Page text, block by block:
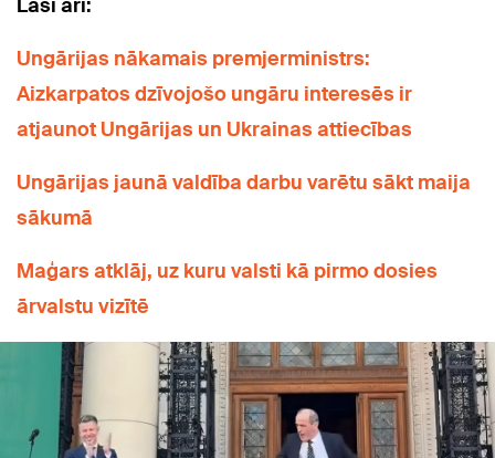
Lasi arī:
Ungārijas nākamais premjerministrs:
Aizkarpatos dzīvojošo ungāru interesēs ir
atjaunot Ungārijas un Ukrainas attiecības
Ungārijas jaunā valdība darbu varētu sākt maija
sākumā
Maģars atklāj, uz kuru valsti kā pirmo dosies
ārvalstu vizītē